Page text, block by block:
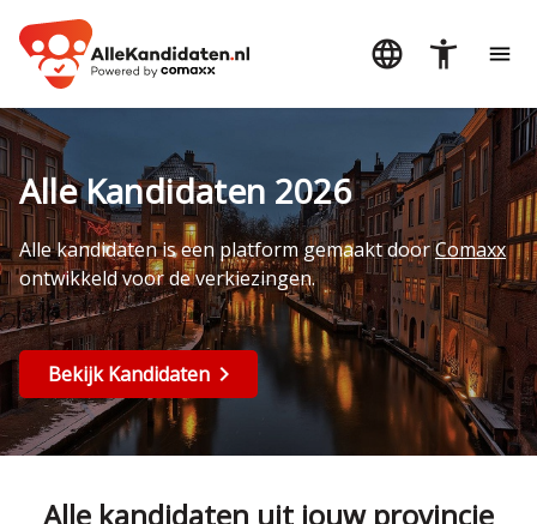
Alle Kandidaten 2026
Alle kandidaten is een platform gemaakt doorComaxx
ontwikkeld voor de verkiezingen.
Bekijk Kandidaten
Alle kandidaten uit jouw provincie